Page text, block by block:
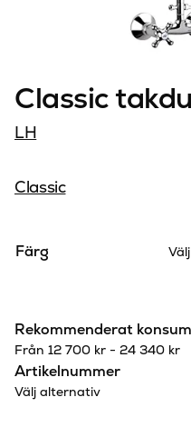
Classic
LH
Classic
Färg
Rekommenderat
Från 12 700 kr - 24 340 kr
Artikelnummer
Välj alternativ